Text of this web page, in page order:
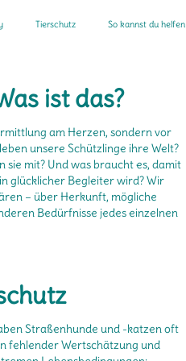
Tierschutz So kannst du helfen
ist das?
am Herzen, sondern vor
unsere Schützlinge ihre Welt?
mit? Und was braucht es, damit
glücklicher Begleiter wird? Wir
– über Herkunft, mögliche
Bedürfnisse jedes einzelnen
Straßenhunde und -katzen oft
fehlender Wertschätzung und